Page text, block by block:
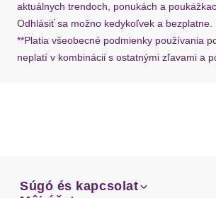
aktuálnych trendoch, ponukách a
Odhlásiť sa možno kedykoľvek a bezplatne.
**Platia všeobecné podmienky používania
neplatí v kombinácii s ostatnými zľavami a
Súgó és kapcsolat